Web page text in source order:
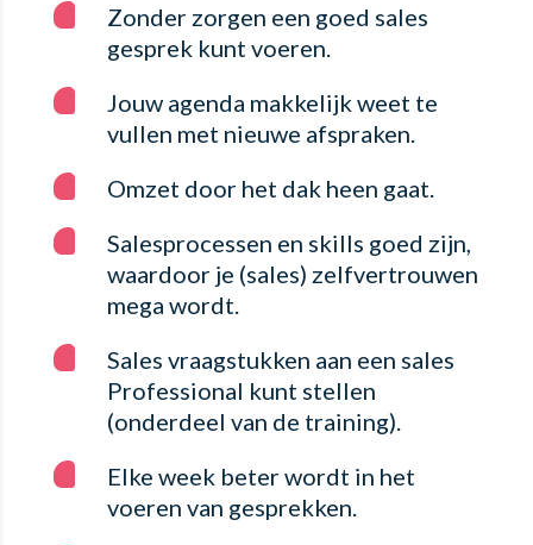
Zonder zorgen een goed sales
gesprek kunt voeren.
Jouw agenda makkelijk weet te
vullen met nieuwe afspraken.
Omzet door het dak heen gaat.
Salesprocessen en skills goed zijn,
waardoor je (sales) zelfvertrouwen
mega wordt.
Sales vraagstukken aan een sales
Professional kunt stellen
(onderdeel van de training).
Elke week beter wordt in het
voeren van gesprekken.